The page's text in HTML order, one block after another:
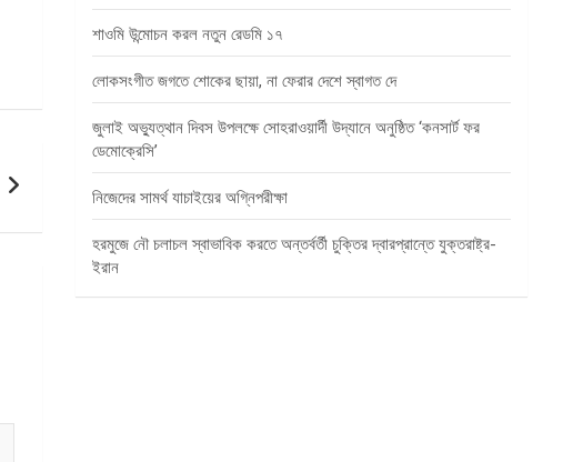
শাওমি উন্মোচন করল নতুন রেডমি ১৭
লোকসংগীত জগতে শোকের ছায়া, না ফেরার দেশে স্বাগত দে
জুলাই অভ্যুত্থান দিবস উপলক্ষে সোহরাওয়ার্দী উদ্যানে অনুষ্ঠিত ‘কনসার্ট ফর
ডেমোক্রেসি’
নিজেদের সামর্থ যাচাইয়ের অগ্নিপরীক্ষা
হরমুজে নৌ চলাচল স্বাভাবিক করতে অন্তর্বর্তী চুক্তির দ্বারপ্রান্তে যুক্তরাষ্ট্র-
ইরান